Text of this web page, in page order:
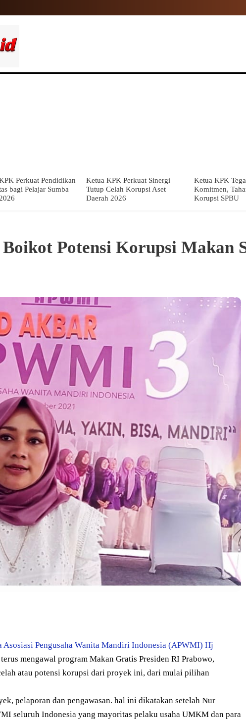
Perkuat Pendidikan
bagi Pelajar Sumba
Ketua KPK Perkuat Sinergi
Tutup Celah Korupsi Aset
Daerah 2026
Ketua KPK
Komitmen,
Korupsi SPBU
Potensi Korupsi Makan
Asosiasi Pengusaha Wanita Mandiri Indonesia (APWMI) Hj
mengawal program Makan Gratis Presiden RI Prabowo,
atau potensi korupsi dari proyek ini, dari mulai pilihan
pelaporan dan pengawasan. hal ini dikatakan setelah Nur
seluruh Indonesia yang mayoritas pelaku usaha UMKM dan para